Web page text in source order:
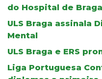
do Hospital de Braga
ULS Braga assinala
Mental
ULS Braga e ERS
Liga Portuguesa